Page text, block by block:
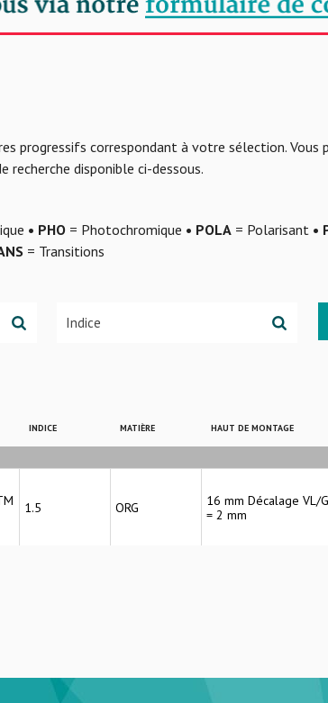
progressifs correspondant à votre sélection. Vous
disponible ci-dessous.
• PHO= Photochromique • POLA= Polarisant •
= Transitions
INDICE MATIÈRE HAUT DE MONTAGE
1.5 ORG
16 mm Décalage VL/
= 2 mm